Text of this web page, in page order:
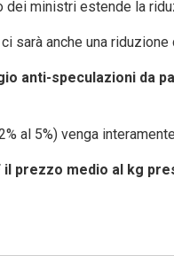
ministri estende la
sarà anche una riduzione
anti-speculazioni da
al 5%) venga
il prezzo medio al kg